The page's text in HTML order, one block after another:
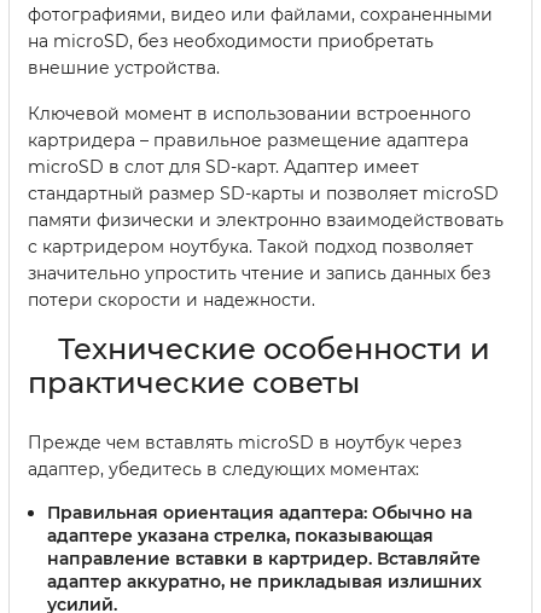
фотографиями, видео или файлами, сохраненными
на microSD, без необходимости приобретать
внешние устройства.
Ключевой момент в использовании встроенного
картридера – правильное размещение адаптера
microSD в слот для SD-карт. Адаптер имеет
стандартный размер SD-карты и позволяет microSD
памяти физически и электронно взаимодействовать
с картридером ноутбука. Такой подход позволяет
значительно упростить чтение и запись данных без
потери скорости и надежности.
Технические особенности и
практические советы
Прежде чем вставлять microSD в ноутбук через
адаптер, убедитесь в следующих моментах:
Правильная ориентация адаптера: Обычно на
адаптере указана стрелка, показывающая
направление вставки в картридер. Вставляйте
адаптер аккуратно, не прикладывая излишних
усилий.